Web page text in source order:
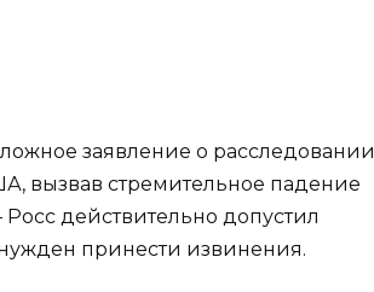
заявление о расследовании
вызвав стремительное падение
действительно допустил
принести извинения.